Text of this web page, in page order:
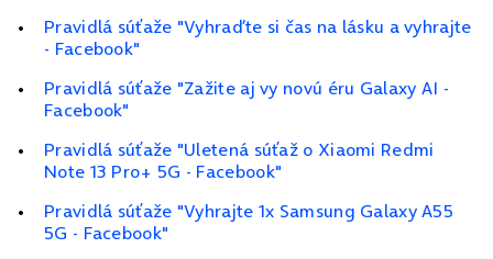
Pravidlá súťaže "Vyhraďte si čas na lásku a vyhrajte
- Facebook"
Pravidlá súťaže "Zažite aj vy novú éru Galaxy AI -
Facebook"
Pravidlá súťaže "Uletená súťaž o Xiaomi Redmi
Note 13 Pro+ 5G - Facebook"
Pravidlá súťaže "Vyhrajte 1x Samsung Galaxy A55
5G - Facebook"